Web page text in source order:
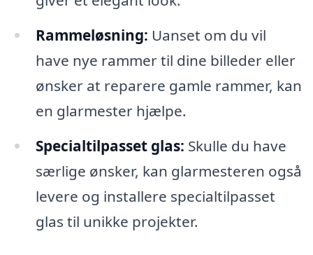
Rammeløsning: Uanset om du vil
have nye rammer til dine billeder eller
ønsker at reparere gamle rammer, kan
en glarmester hjælpe.
Specialtilpasset glas: Skulle du have
særlige ønsker, kan glarmesteren også
levere og installere specialtilpasset
glas til unikke projekter.